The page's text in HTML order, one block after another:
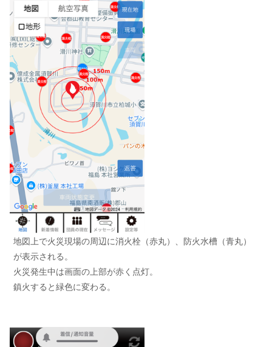
地図上で火災現場の周辺に消火栓（赤丸）、防火水槽（青丸）
が表示される。
火災発生中は画面の上部が赤く点灯。
鎮火すると緑色に変わる。